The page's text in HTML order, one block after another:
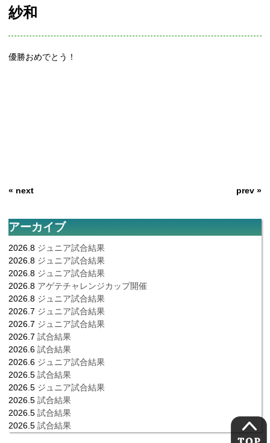
紗和
優勝おめでとう！
« next prev »
アーカイブ
2026.8 ジュニア試合結果
2026.8 ジュニア試合結果
2026.8 ジュニア試合結果
2026.8 アゲテチャレンジカップ開催
2026.8 ジュニア試合結果
2026.7 ジュニア試合結果
2026.7 ジュニア試合結果
2026.7 試合結果
2026.6 試合結果
2026.6 ジュニア試合結果
2026.5 試合結果
2026.5 ジュニア試合結果
2026.5 試合結果
2026.5 試合結果
2026.5 試合結果